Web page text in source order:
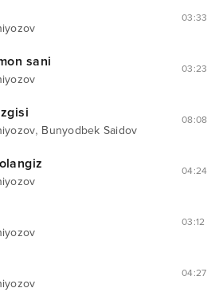
03:33
sani 03:23
, Bunyodbek Saidov
08:08
04:24
03:12
04:27